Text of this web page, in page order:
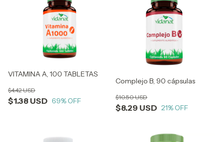
VITAMINA A, 100 TABLETAS
$1.38 USD
$4.42 USD
69% OFF
Complejo B, 90 cápsulas
$8.29 USD
$10.50 USD
21% OFF